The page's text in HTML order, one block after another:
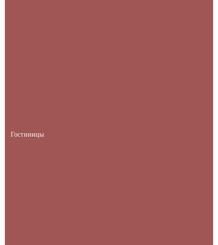
Гостиницы